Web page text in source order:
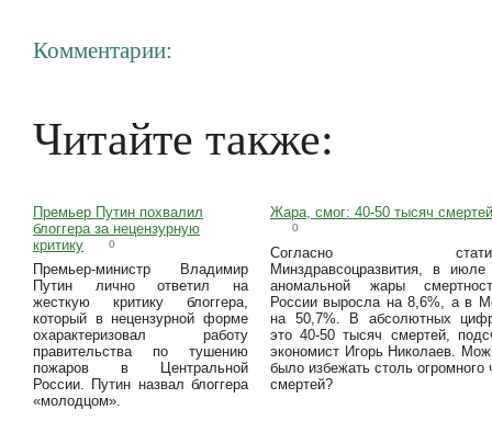
Комментарии:
Читайте также:
Премьер Путин похвалил
блоггера за нецензурную
критику
0
Премьер-министр Владимир
Путин лично ответил на
жесткую критику блоггера,
который в нецензурной форме
охарактеризовал работу
правительства по тушению
пожаров в Центральной
России. Путин назвал блоггера
«молодцом».
Жара, смог: 40-50 тысяч смертей
0
Согласно
Минздравсоцразвития, в июле
аномальной жары
России выросла на 8,6%, а в
на 50,7%. В абсолютных
это 40-50 тысяч смертей,
экономист Игорь Николаев.
было избежать столь огромного
смертей?